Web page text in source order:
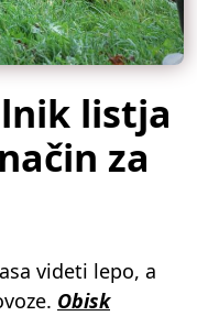
listja
za
videti lepo, a
Obisk